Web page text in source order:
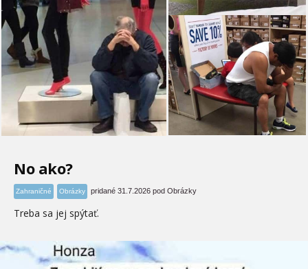
No ako?
Zahraničné Obrázky pridané 31.7.2026 pod Obrázky
Treba sa jej spýtať.